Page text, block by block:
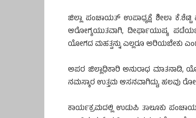
ಜಿಲ್ಲಾ ಪಂಚಾಯತ್ ಉಪಾಧ್ಯಕ್ಷೆ ಶೀಲಾ
ಆರೋಗ್ಯಯುತವಾಗಿ, ದೀರ್ಘಾಯುಷ್ಯ
ಯೋಗದ ಮಹತ್ವನ್ನು ಎಲ್ಲರೂ ಅರಿಯಬೇಕು
ಅಪರ ಜಿಲ್ಲಾಧಿಕಾರಿ ಅನುರಾಧ
ನಮಸ್ಕಾರ ಉತ್ತಮ ಆಸನವಾಗಿದ್ದು, ಹಲವು
ಕಾರ್ಯಕ್ರಮದಲ್ಲಿ ಉಡುಪಿ ತಾಲೂಕು